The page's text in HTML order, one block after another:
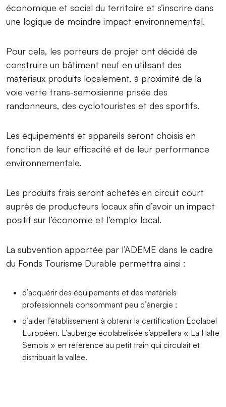
économique et social du territoire et s’inscrire dans
une logique de moindre impact environnemental.
Pour cela, les porteurs de projet ont décidé de
construire un bâtiment neuf en utilisant des
matériaux produits localement, à proximité de la
voie verte trans-semoisienne prisée des
randonneurs, des cyclotouristes et des sportifs.
Les équipements et appareils seront choisis en
fonction de leur efficacité et de leur performance
environnementale.
Les produits frais seront achetés en circuit court
auprès de producteurs locaux afin d’avoir un impact
positif sur l’économie et l’emploi local.
La subvention apportée par l’ADEME dans le cadre
du Fonds Tourisme Durable permettra ainsi :
d’acquérir des équipements et des matériels
professionnels consommant peu d’énergie ;
d’aider l’établissement à obtenir la certification Écolabel
Européen. L’auberge écolabelisée s’appellera « La Halte
Semois » en référence au petit train qui circulait et
distribuait la vallée.